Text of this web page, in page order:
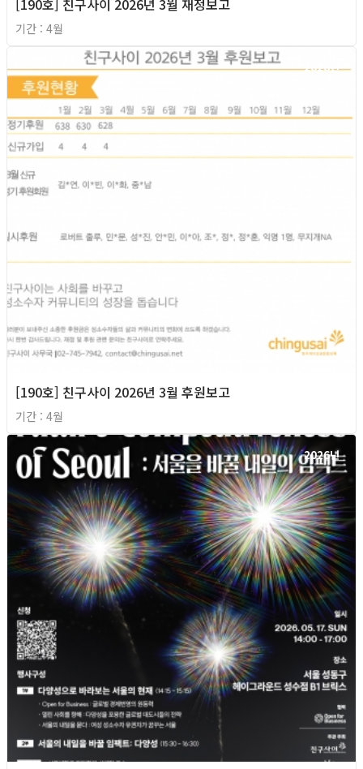
[190호] 친구사이 2026년 3월 재정보고
기간 : 4월
2026년
[190호] 친구사이 2026년 3월 후원보고
기간 : 4월
2026년